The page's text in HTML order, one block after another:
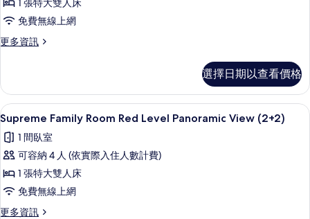
Room
Red
Level
的
所
有
相
片
免費無線上網
更多資訊
更
Room
Red
Level
Panoramic
View
的
情
選擇日期以查看價格
顯
示
Supreme
Family
Room
Red
Level
高級寢具、迷你吧、客房內保險箱、書
4
Supreme Family Room Red Level Panoramic View (2+2)
1 間臥室
可容納 4 人 (依實際入住人數計費)
1 張特大雙人床
免費無線上網
更多資訊
更